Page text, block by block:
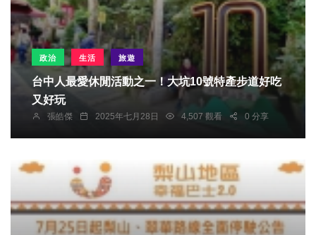
政治 生活 旅遊
台中人最愛休閒活動之一！大坑10號特產步道好吃
又好玩
張皓傑 2025年七月28日 4,507 觀看 0 分享